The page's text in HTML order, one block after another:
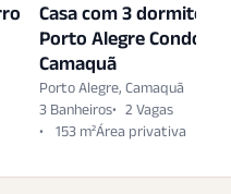
Casa com 3
Porto Alegre
Camaquã
Porto Alegre, Camaquã
3 Banheiros
2 Vagas
153 m²